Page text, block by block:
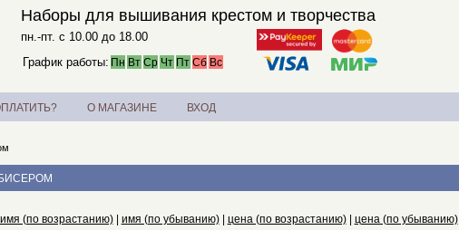
Наборы для вышивания крестом и творчества
пн.-пт. с 10.00 до 18.00
График работы: Пн Вт Ср Чт Пт Сб Вс
О МАГАЗИНЕ ВХОД
имя (по возрастанию)| имя (по убыванию)| цена (по возрастанию)| цена (по убыванию)